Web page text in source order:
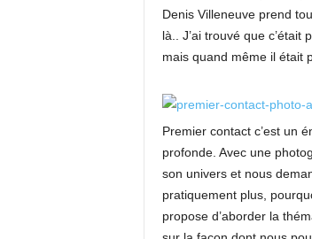
Denis Villeneuve prend
là.. J’ai trouvé que c’était
mais quand même il était
Premier contact c’est un
profonde. Avec une
son univers et nous
pratiquement plus,
propose d’aborder la